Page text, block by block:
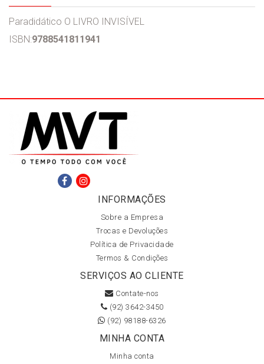
Paradidático O LIVRO INVISÍVEL
ISBN:9788541811941
INFORMAÇÕES
Sobre a Empresa
Trocas e Devoluções
Política de Privacidade
Termos & Condições
SERVIÇOS AO CLIENTE
Contate-nos
(92) 3642-3450
(92) 98188-6326
MINHA CONTA
Minha conta